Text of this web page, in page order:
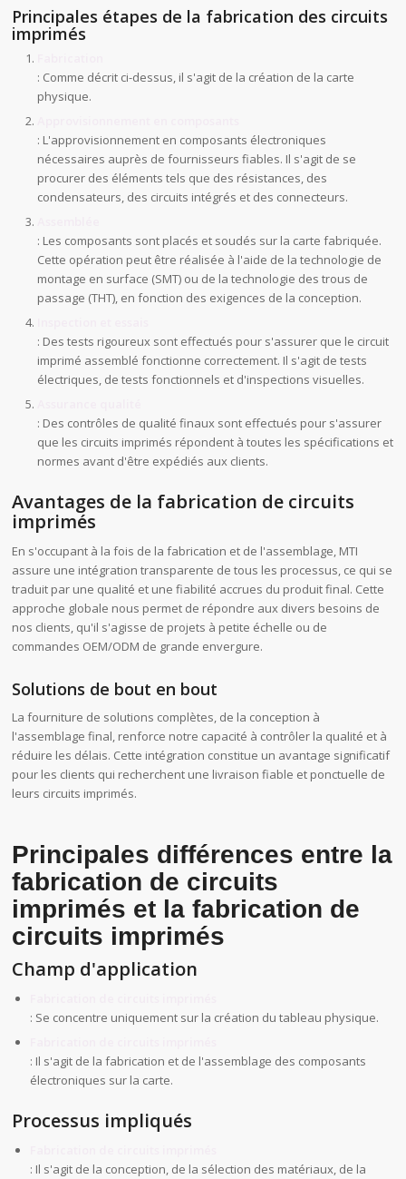
Principales étapes de la fabrication des circuits
imprimés
: Comme décrit ci-dessus, il s'agit de la création de la carte
physique.
: L'approvisionnement en composants électroniques
nécessaires auprès de fournisseurs fiables. Il s'agit de se
procurer des éléments tels que des résistances, des
condensateurs, des circuits intégrés et des connecteurs.
: Les composants sont placés et soudés sur la carte fabriquée.
Cette opération peut être réalisée à l'aide de la technologie de
montage en surface (SMT) ou de la technologie des trous de
passage (THT), en fonction des exigences de la conception.
: Des tests rigoureux sont effectués pour s'assurer que le circuit
imprimé assemblé fonctionne correctement. Il s'agit de tests
électriques, de tests fonctionnels et d'inspections visuelles.
: Des contrôles de qualité finaux sont effectués pour s'assurer
que les circuits imprimés répondent à toutes les spécifications et
normes avant d'être expédiés aux clients.
Avantages de la fabrication de circuits
imprimés
En s'occupant à la fois de la fabrication et de l'assemblage, MTI
assure une intégration transparente de tous les processus, ce qui se
traduit par une qualité et une fiabilité accrues du produit final. Cette
approche globale nous permet de répondre aux divers besoins de
nos clients, qu'il s'agisse de projets à petite échelle ou de
commandes OEM/ODM de grande envergure.
Solutions de bout en bout
La fourniture de solutions complètes, de la conception à
l'assemblage final, renforce notre capacité à contrôler la qualité et à
réduire les délais. Cette intégration constitue un avantage significatif
pour les clients qui recherchent une livraison fiable et ponctuelle de
leurs circuits imprimés.
Principales différences entre la
fabrication de circuits
imprimés et la fabrication de
circuits imprimés
Champ d'application
: Se concentre uniquement sur la création du tableau physique.
: Il s'agit de la fabrication et de l'assemblage des composants
électroniques sur la carte.
Processus impliqués
: Il s'agit de la conception, de la sélection des matériaux, de la